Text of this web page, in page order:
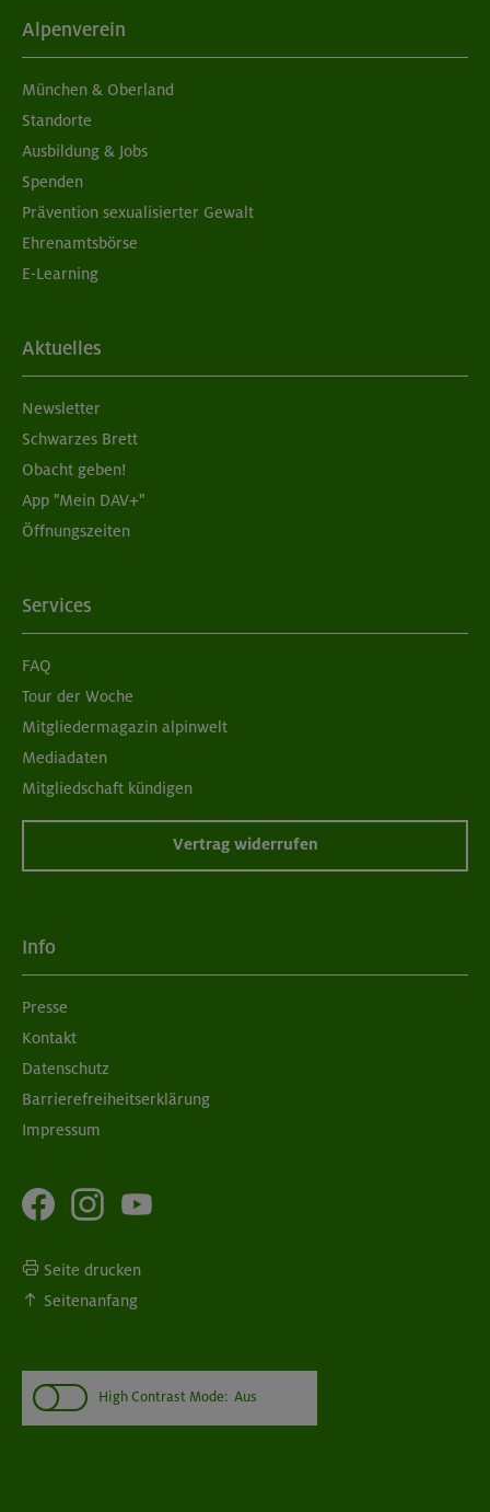
Alpenverein
München & Oberland
Standorte
Ausbildung & Jobs
Spenden
Prävention sexualisierter Gewalt
Ehrenamtsbörse
E-Learning
Aktuelles
Newsletter
Schwarzes Brett
Obacht geben!
App "Mein DAV+"
Öffnungszeiten
Services
FAQ
Tour der Woche
Mitgliedermagazin alpinwelt
Mediadaten
Mitgliedschaft kündigen
Vertrag widerrufen
Info
Presse
Kontakt
Datenschutz
Barrierefreiheitserklärung
Impressum
Seite drucken
Seitenanfang
High Contrast Mode: Aus